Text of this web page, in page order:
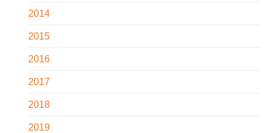
2014
2015
2016
2017
2018
2019